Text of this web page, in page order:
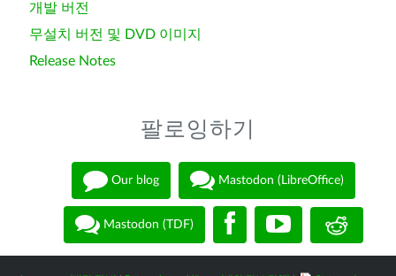
개발 버전
무설치 버전 및 DVD 이미지
Release Notes
팔로잉하기
Our blog Mastodon (LibreOffice)
Mastodon (TDF)